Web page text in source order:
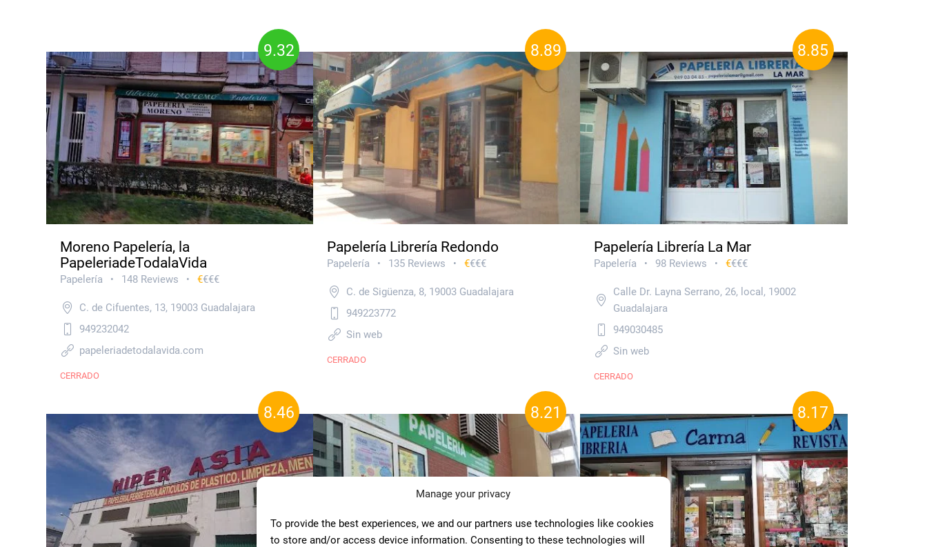
Manage your privacy
To provide the best experiences, we and our partners use technologies like cookies
to store and/or access device information. Consenting to these technologies will
9.32
Moreno Papelería, la
PapeleriadeTodalaVida
Papelería • 148 Reviews • €€€€
C. de Cifuentes, 13, 19003 Guadalajara
949232042
papeleriadetodalavida.com
CERRADO
8.89
Papelería Librería Redondo
Papelería • 135 Reviews • €€€€
C. de Sigüenza, 8, 19003 Guadalajara
949223772
Sin web
CERRADO
8.85
Papelería Librería La Mar
Papelería • 98 Reviews • €€€€
Calle Dr. Layna Serrano, 26, local, 19002
Guadalajara
949030485
Sin web
CERRADO
8.46 8.21 8.17